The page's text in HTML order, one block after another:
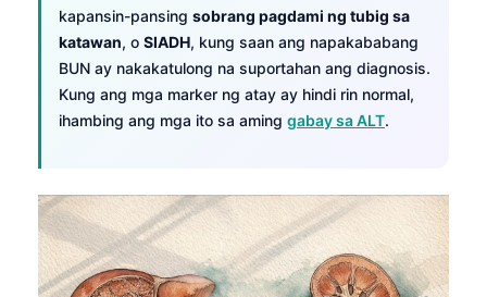
kapansin-pansing sobrang pagdami ng tubig sa
katawan, o SIADH, kung saan ang napakababang
BUN ay nakakatulong na suportahan ang diagnosis.
Kung ang mga marker ng atay ay hindi rin normal,
ihambing ang mga ito sa aming gabay sa ALT.